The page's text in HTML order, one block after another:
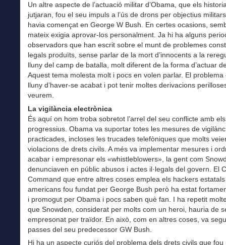
Un altre aspecte de l’actuació militar d’Obama, que els
jutjaran, fou el seu impuls a l’ús de drons per objectius
havia començat en George W Bush. En certes ocasions,
mateix exigia aprovar-los personalment. Ja hi ha alguns
observadors que han escrit sobre el munt de problemes
legals produïts, sense parlar de la mort d’innocents a la
lluny del camp de batalla, molt diferent de la forma d’actuar
Aquest tema molesta molt i pocs en volen parlar. El problema
lluny d’haver-se acabat i pot tenir moltes derivacions
veurem.
La vigilància electrònica
És aquí on hom troba sobretot l’arrel del seu conflicte amb els
progressius. Obama va suportar totes les mesures de
practicades, incloses les trucades telefòniques que molts
violacions de drets civils. A més va implementar mesures i
acabar i empresonar els «whistleblowers», la gent com
denunciaven en públic abusos i actes il·legals del govern. El
Command que entre altres coses emplea els hackers
americans fou fundat per George Bush però ha estat
i promogut per Obama i pocs saben què fan. I ha repetit
que Snowden, considerat per molts com un heroi, hauria de
empresonat per traïdor. En això, com en altres coses, va
passes del seu predecessor GW Bush.
Hi ha un aspecte curiós del problema dels drets civils que fou